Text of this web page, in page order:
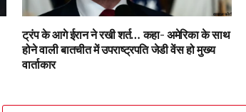
ट्रंप के आगे ईरान ने रखी शर्त… कहा- अमेरिका के साथ
होने वाली बातचीत में उपराष्ट्रपति जेडी वेंस हो मुख्य
वार्ताकार